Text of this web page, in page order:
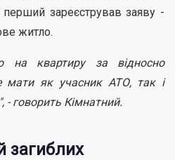
зареєстрував заяву -
житло.
квартиру за відносно
мати як учасник АТО, так і
- говорить Кімнатний.
загиблих